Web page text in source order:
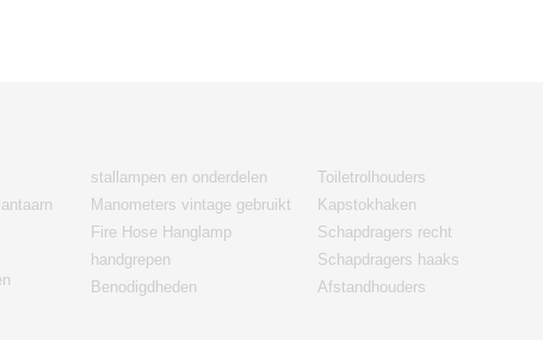
stallampen en onderdelen
Manometers vintage gebruikt
Fire Hose Hanglamp
handgrepen
Benodigdheden
Toiletrolhouders
Kapstokhaken
Schapdragers recht
Schapdragers haaks
Afstandhouders